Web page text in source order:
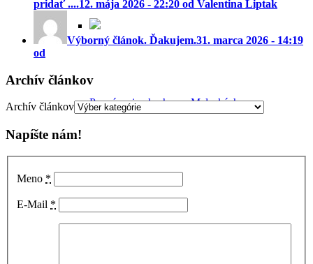
Poznávacie okruhy po Malackách
pridať ....12. mája 2026 - 22:20 od Valentina Liptak
Výborný článok. Ďakujem.31. marca 2026 - 14:19
od
Archív článkov
Archív článkov
Napíšte nám!
Meno *
E-Mail *